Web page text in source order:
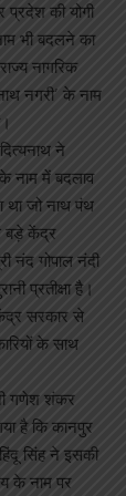
की योगी
भी बदलने का
नागरिक
नगरी’ के नाम
ने
नाम में बदलाव
था जो नाथ पंथ
बड़े केंद्र
नंद गोपाल नंदी
प्रतीक्षा है।
सरकार से
के साथ
गणेश शंकर
है कि कानपुर
सिंह ने इसकी
के नाम पर